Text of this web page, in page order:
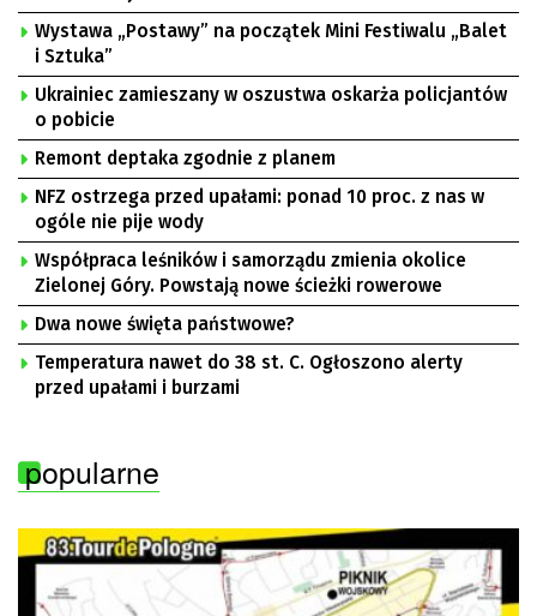
Wystawa „Postawy” na początek Mini Festiwalu „Balet
i Sztuka”
Ukrainiec zamieszany w oszustwa oskarża policjantów
o pobicie
Remont deptaka zgodnie z planem
NFZ ostrzega przed upałami: ponad 10 proc. z nas w
ogóle nie pije wody
Współpraca leśników i samorządu zmienia okolice
Zielonej Góry. Powstają nowe ścieżki rowerowe
Dwa nowe święta państwowe?
Temperatura nawet do 38 st. C. Ogłoszono alerty
przed upałami i burzami
popularne